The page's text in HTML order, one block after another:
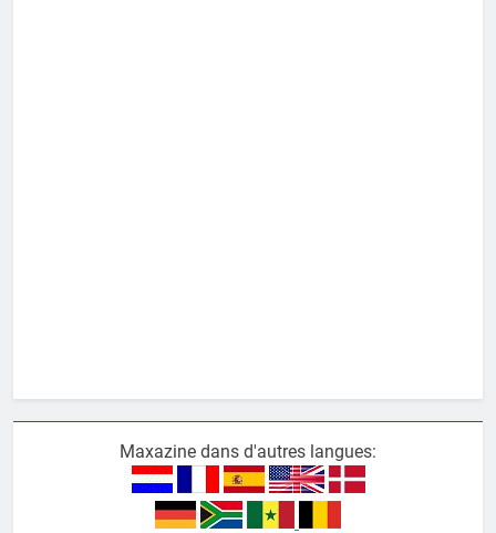
Maxazine dans d'autres langues: